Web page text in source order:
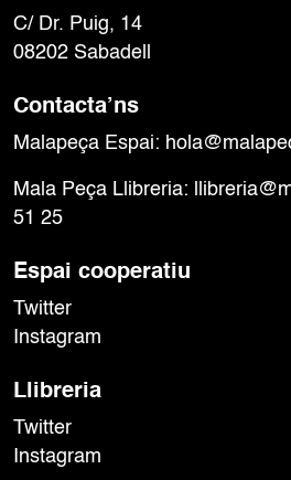
C/ Dr. Puig, 14
08202 Sabadell
Contacta’ns
Malapeça Espai:
Mala Peça Llibreria:
51 25
Espai cooperatiu
Twitter
Instagram
Llibreria
Twitter
Instagram